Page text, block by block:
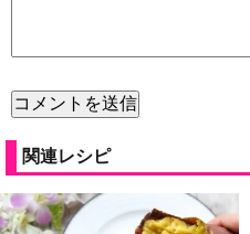
関連レシピ